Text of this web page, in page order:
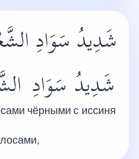
شَدِيدُ سَوَادِ
شَدِيدُ
с иссиня
سَوَادِ
чёрными